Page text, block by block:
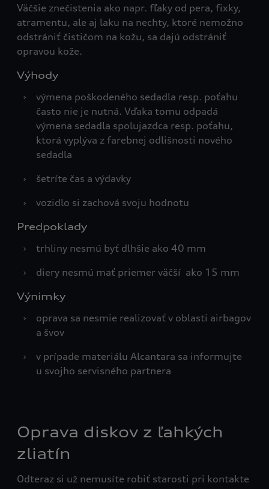
Väčšie znečistenia ako napr. fľaky od pera, fixky,
atramentu, ale aj laku na nechty, ktoré nemožno
odstrániť čističom na kožu, sa dajú odstrániť
opravou kože.
Výhody
›
výmena poškodeného sedadla resp. poťahu
často nie je nutná. Vďaka tomu odpadá
výmena sedadla spolujazdca resp. poťahu,
ktorá vyplýva z farebnej odlišnosti nového
sedadla
›
šetríte čas a výdavky
›
vozidlo si zachová svoju hodnotu
Predpoklady
›
trhliny nesmú byť dlhšie ako 40 mm
›
diery nesmú mať priemer väčší ako 15 mm
Výnimky
›
oprava sa nesmie realizovať v oblasti airbagov
a švov
›
v prípade materiálu Alcantara sa informujte
u svojho servisného partnera
Oprava diskov z ľahkých
zliatín
Odteraz si už nemusíte robiť starosti pri kontakte